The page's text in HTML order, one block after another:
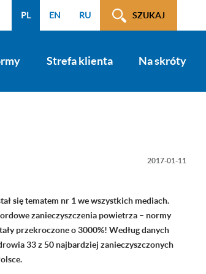
SZUKAJ
PL EN RU
Strefa klienta Na skróty
2017-01-11
się tematem nr 1 we wszystkich mediach.
zanieczyszczenia powietrza – normy
przekroczone o 3000%! Według danych
33 z 50 najbardziej zanieczyszczonych